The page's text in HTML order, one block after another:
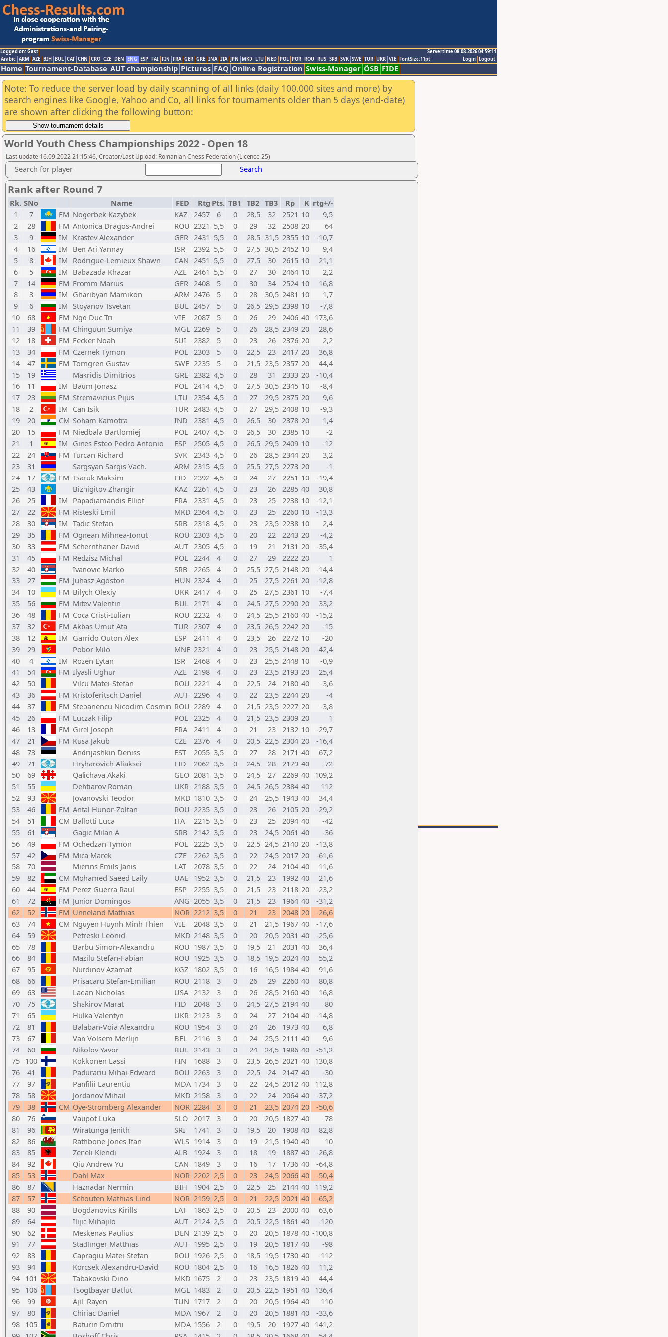
Logged on: Gast
Servertime 08.08.2026 04:59:11
Logout
Login
Arabic ARM AZE BIH BUL CAT CHN CRO CZE DEN ENG ESP FAI FIN FRA GER GRE INA ITA JPN MKD LTU NED POL POR ROU RUS SRB SVK SWE TUR UKR VIE FontSize:11pt
Home Tournament-Database AUT championship Pictures FAQ Online Registration Swiss-Manager ÖSB FIDE
Note: To reduce the server load by daily scanning of all links (daily 100.000 sites and more) by
search engines like Google, Yahoo and Co, all links for tournaments older than 5 days (end-date)
are shown after clicking the following button:
World Youth Chess Championships 2022 - Open 18
Last update 16.09.2022 21:15:46, Creator/Last Upload: Romanian Chess Federation (Licence 25)
Search for player Search
Rank after Round 7
Rk. SNo Name FED Rtg Pts. TB1 TB2 TB3 Rp K rtg+/-
1
7 FM Nogerbek Kazybek KAZ 2457 6 0 28,5 32 2521 10
9,5
2
28 FM Antonica Dragos-Andrei ROU 2321 5,5 0 29 32 2508 20
64
3
9 IM Krastev Alexander GER 2431 5,5 0 28,5 31,5 2355 10
-10,7
4
16 IM Ben Ari Yannay ISR 2392 5,5 0 27,5 30,5 2452 10
9,4
5
8 IM Rodrigue-Lemieux Shawn CAN 2451 5,5 0 27,5 30 2615 10
21,1
6
5 IM Babazada Khazar AZE 2461 5,5 0 27 30 2464 10
2,2
7
14 FM Fromm Marius GER 2408 5 0 30 34 2524 10
16,8
8
3 IM Gharibyan Mamikon ARM 2476 5 0 28 30,5 2481 10
1,7
9
6 IM Stoyanov Tsvetan BUL 2457 5 0 26,5 29,5 2398 10
-7,8
10
68 FM Ngo Duc Tri VIE 2087 5 0 26 29 2406 40 173,6
11
39 FM Chinguun Sumiya MGL 2269 5 0 26 28,5 2349 20
28,6
12
18 FM Fecker Noah SUI 2382 5 0 23 26 2376 20
2,2
13
34 FM Czernek Tymon POL 2303 5 0 22,5 23 2417 20
36,8
14
47 FM Torngren Gustav SWE 2235 5 0 21,5 23,5 2357 20
44,4
15
19 Makridis Dimitrios GRE 2382 4,5 0 28 31 2333 20
-10,4
16
11 IM Baum Jonasz POL 2414 4,5 0 27,5 30,5 2345 10
-8,4
17
23 FM Stremavicius Pijus LTU 2354 4,5 0 27 29,5 2375 20
9,6
18
2 IM Can Isik TUR 2483 4,5 0 27 29,5 2408 10
-9,3
19
20 CM Soham Kamotra IND 2381 4,5 0 26,5 30 2378 20
1,4
20
15 FM Niedbala Bartlomiej POL 2407 4,5 0 26,5 30 2385 10
-2
21
1 IM Gines Esteo Pedro Antonio ESP 2505 4,5 0 26,5 29,5 2409 10
-12
22
24 FM Turcan Richard SVK 2343 4,5 0 26 28,5 2344 20
3,2
23
31 Sargsyan Sargis Vach. ARM 2315 4,5 0 25,5 27,5 2273 20
-1
24
17 FM Tsaruk Maksim FID 2392 4,5 0 24 27 2251 10
-19,4
25
43 Bizhigitov Zhangir KAZ 2261 4,5 0 23 26 2285 40
30,8
26
25 IM Papadiamandis Elliot FRA 2331 4,5 0 23 25 2238 10
-12,1
27
22 FM Risteski Emil MKD 2364 4,5 0 23 25 2260 10
-13,3
28
30 IM Tadic Stefan SRB 2318 4,5 0 23 23,5 2238 10
2,4
29
35 FM Ognean Mihnea-Ionut ROU 2303 4,5 0 20 22 2243 20
-4,2
30
33 FM Schernthaner David AUT 2305 4,5 0 19 21 2131 20
-35,4
31
45 FM Redzisz Michal POL 2244 4 0 27 29 2222 20
1
32
40 Ivanovic Marko SRB 2265 4 0 25,5 27,5 2148 20
-14,4
33
27 FM Juhasz Agoston HUN 2324 4 0 25 27,5 2261 20
-12,8
34
10 FM Bilych Olexiy UKR 2417 4 0 25 27,5 2361 10
-7,4
35
56 FM Mitev Valentin BUL 2171 4 0 24,5 27,5 2290 20
33,2
36
48 FM Coca Cristi-Iulian ROU 2232 4 0 24,5 25,5 2160 40
-15,2
37
32 FM Akbas Umut Ata TUR 2307 4 0 23,5 26,5 2242 20
-15
38
12 IM Garrido Outon Alex ESP 2411 4 0 23,5 26 2272 10
-20
39
29 Pobor Milo MNE 2321 4 0 23 25,5 2148 20
-42,4
40
4 IM Rozen Eytan ISR 2468 4 0 23 25,5 2448 10
-0,9
41
54 FM Ilyasli Ughur AZE 2198 4 0 23 23,5 2193 20
25,4
42
50 Vilcu Matei-Stefan ROU 2221 4 0 22,5 24 2180 40
-3,6
43
36 FM Kristoferitsch Daniel AUT 2296 4 0 22 23,5 2244 20
-4
44
37 FM Stepanencu Nicodim-Cosmin ROU 2289 4 0 21,5 23,5 2227 20
-3,8
45
26 FM Luczak Filip POL 2325 4 0 21,5 23,5 2309 20
1
46
13 FM Girel Joseph FRA 2411 4 0 21 23 2132 10
-29,7
47
21 FM Kusa Jakub CZE 2376 4 0 20,5 22,5 2304 20
-16,4
48
73 Andrijashkin Deniss EST 2055 3,5 0 27 28 2171 40
67,2
49
71 Hryharovich Aliaksei FID 2062 3,5 0 24,5 28 2179 40
72
50
69 Qalichava Akaki GEO 2081 3,5 0 24,5 27 2269 40 109,2
51
55 Dehtiarov Roman UKR 2188 3,5 0 24,5 26,5 2384 40
112
52
93 Jovanovski Teodor MKD 1810 3,5 0 24 25,5 1943 40
34,4
53
46 FM Antal Hunor-Zoltan ROU 2235 3,5 0 23 26 2105 20
-29,2
54
51 CM Ballotti Luca ITA 2215 3,5 0 23 25 2094 40
-42
55
61 Gagic Milan A SRB 2142 3,5 0 23 24,5 2061 40
-36
56
49 FM Ochedzan Tymon POL 2225 3,5 0 22,5 24,5 2140 20
-13,8
57
42 FM Mica Marek CZE 2262 3,5 0 22 24,5 2017 20
-61,6
58
70 Mierins Emils Janis LAT 2078 3,5 0 22 24 2104 40
11,6
59
82 CM Mohamed Saeed Laily UAE 1952 3,5 0 21,5 23 1992 40
21,6
60
44 FM Perez Guerra Raul ESP 2255 3,5 0 21,5 23 2118 20
-23,2
61
72 FM Junior Domingos ANG 2055 3,5 0 21,5 23 1964 40
-31,2
62
52 FM Unneland Mathias NOR 2212 3,5 0 21 23 2048 20
-26,6
63
74 CM Nguyen Huynh Minh Thien VIE 2048 3,5 0 21 21,5 1967 40
-17,6
64
59 Petreski Leonid MKD 2148 3,5 0 20 20,5 2031 40
-25,6
65
78 Barbu Simon-Alexandru ROU 1987 3,5 0 19,5 21 2031 40
36,4
66
84 Mazilu Stefan-Fabian ROU 1925 3,5 0 18,5 19,5 2024 40
55,2
67
95 Nurdinov Azamat KGZ 1802 3,5 0 16 16,5 1984 40
91,6
68
66 Prisacaru Stefan-Emilian ROU 2118 3 0 26 29 2260 40
80,8
69
63 Ladan Nicholas USA 2132 3 0 26 28,5 2160 40
16,8
70
75 Shakirov Marat FID 2048 3 0 24,5 27,5 2194 40
80
71
65 Hulka Valentyn UKR 2123 3 0 24 27 2104 40
-14,8
72
81 Balaban-Voia Alexandru ROU 1954 3 0 24 26 1973 40
6,8
73
67 Van Volsem Merlijn BEL 2116 3 0 24 25,5 2111 40
9,6
74
60 Nikolov Yavor BUL 2143 3 0 24 24,5 1986 40
-51,2
75 100 Kokkonen Lassi FIN 1688 3 0 23,5 26,5 2021 40 130,8
76
41 Padurariu Mihai-Edward ROU 2263 3 0 22,5 24 2147 40
-30
77
97 Panfilii Laurentiu MDA 1734 3 0 22 24,5 2012 40 112,8
78
58 Jordanov Mihail MKD 2158 3 0 22 24 2064 40
-37,2
79
38 CM Oye-Stromberg Alexander NOR 2284 3 0 21 23,5 2074 20
-50,6
80
76 Vaupot Luka SLO 2017 3 0 20 20,5 1827 40
-78
81
96 Wiratunga Jenith SRI 1741 3 0 19,5 20 1908 40
82,8
82
86 Rathbone-Jones Ifan WLS 1914 3 0 19 21,5 1940 40
10
83
85 Zeneli Klendi ALB 1924 3 0 18 19 1887 40
-26,8
84
92 Qiu Andrew Yu CAN 1849 3 0 16 17 1736 40
-64,8
85
53 Dahl Max NOR 2202 2,5 0 23 24,5 2066 40
-50,4
86
87 Haznadar Nermin BIH 1904 2,5 0 22,5 25 2144 40 119,2
87
57 Schouten Mathias Lind NOR 2159 2,5 0 21 22,5 2021 40
-65,2
88
90 Bogdanovics Kirills LAT 1863 2,5 0 20,5 23 2000 40
63,6
89
64 Ilijic Mihajilo AUT 2124 2,5 0 20,5 22,5 1861 40
-120
90
62 Meskenas Paulius DEN 2139 2,5 0 20 20,5 1878 40 -100,8
91
77 Stadlinger Matthias AUT 1995 2,5 0 19 20,5 1817 40
-98
92
83 Capragiu Matei-Stefan ROU 1926 2,5 0 18,5 19,5 1730 40
-112
93
94 Korcsek Alexandru-David ROU 1804 2,5 0 16 16,5 1826 40
11,2
94 101 Tabakovski Dino MKD 1675 2 0 23 23,5 1819 40
44,4
95 106 Tsogtbayar Batlut MGL 1483 2 0 20,5 22,5 1951 40 136,4
96
99 Ajili Rayen TUN 1717 2 0 20 20,5 1964 40
110
97
80 Chiriac Daniel MDA 1967 2 0 20 20,5 1881 40
-33,6
98 105 Baturin Dmitrii MDA 1556 2 0 19,5 20 1927 40 141,2